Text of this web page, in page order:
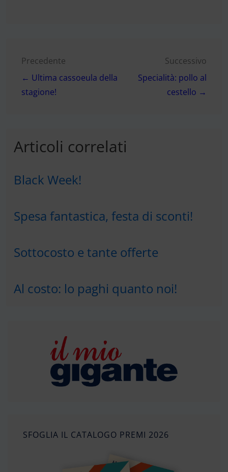
Navigazione
articoli
Precedente
← Ultima cassoeula della
stagione!
Successivo
Specialità: pollo al
cestello →
Articoli correlati
Black Week!
Spesa fantastica, festa di sconti!
Sottocosto e tante offerte
Al costo: lo paghi quanto noi!
SFOGLIA IL CATALOGO PREMI 2026